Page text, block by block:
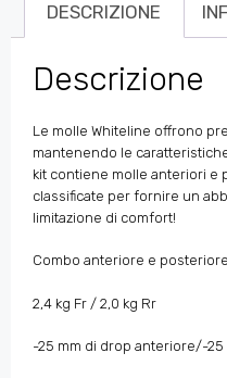
DESCRIZIONE
Descrizione
Le molle Whiteline offrono
mantenendo le
kit contiene molle anteriori e
classificate per fornire un
limitazione di comfort!
Combo anteriore e posteriore
2,4 kg Fr / 2,0 kg Rr
-25 mm di drop anteriore/-